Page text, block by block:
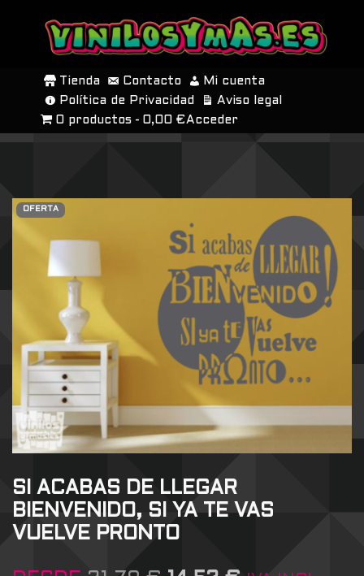
SALTAR
CONTENIDO
Tienda Contacto
Mi cuenta
Política de Privacidad
Aviso legal
0 productos
0,00 € Acceder
OFERTA
SI ACABAS DE LLEGAR
BIENVENIDO, SI YA TE VAS
VUELVE PRONTO